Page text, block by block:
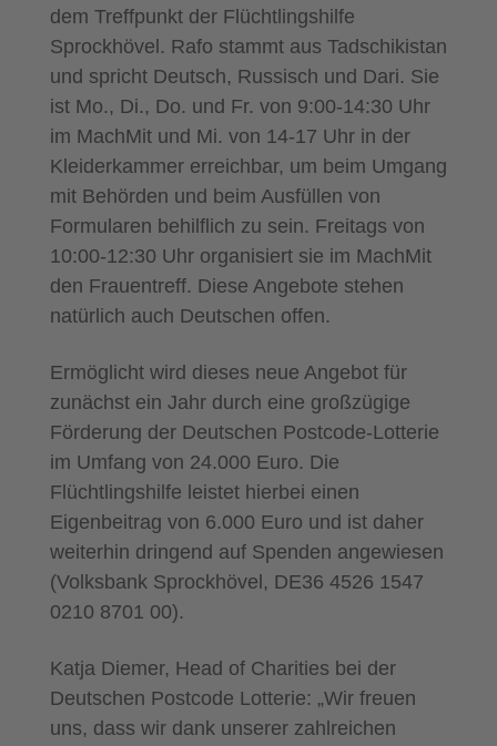
dem Treffpunkt der Flüchtlingshilfe
Sprockhövel. Rafo stammt aus Tadschikistan
und spricht Deutsch, Russisch und Dari. Sie
ist Mo., Di., Do. und Fr. von 9:00-14:30 Uhr
im MachMit und Mi. von 14-17 Uhr in der
Kleiderkammer erreichbar, um beim Umgang
mit Behörden und beim Ausfüllen von
Formularen behilflich zu sein. Freitags von
10:00-12:30 Uhr organisiert sie im MachMit
den Frauentreff. Diese Angebote stehen
natürlich auch Deutschen offen.
Ermöglicht wird dieses neue Angebot für
zunächst ein Jahr durch eine großzügige
Förderung der Deutschen Postcode-Lotterie
im Umfang von 24.000 Euro. Die
Flüchtlingshilfe leistet hierbei einen
Eigenbeitrag von 6.000 Euro und ist daher
weiterhin dringend auf Spenden angewiesen
(Volksbank Sprockhövel, DE36 4526 1547
0210 8701 00).
Katja Diemer, Head of Charities bei der
Deutschen Postcode Lotterie: „Wir freuen
uns, dass wir dank unserer zahlreichen